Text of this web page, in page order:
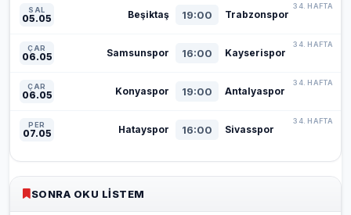
SAL
05.05 Beşiktaş 19:00 Trabzonspor
34. HAFTA
ÇAR
06.05 Samsunspor 16:00 Kayserispor
34. HAFTA
ÇAR
06.05 Konyaspor 19:00 Antalyaspor
34. HAFTA
PER
07.05 Hatayspor 16:00 Sivasspor
34. HAFTA
SONRA OKU LISTEM